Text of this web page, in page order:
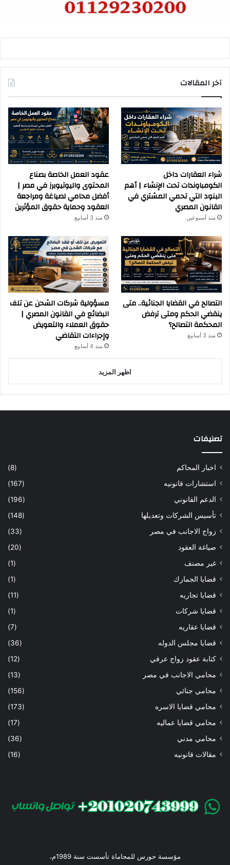
آخر المقالات
شراء العقارات داخل
الكومباوندات تحت الإنشاء | أهم
البنود التي تحمي المشتري في
القانون المصري
منذ أسبوعين
عقود العمل الخاصة بصناع
المحتوى واليوتيوبرز في مصر |
أفضل محامي لصياغة ومراجعة
العقود وحماية حقوق المؤثرين
منذ 3 أسابيع
التصالح في القضايا الجنائية.. متى
ينقضي الحكم ومتى ترفض
المحكمة التصالح؟
منذ 3 أسابيع
مسؤولية شركات الشحن عن تلف
البضائع في القانون المصري |
حقوق العملاء والتعويض
وإجراءات التقاضي
منذ 4 أسابيع
اظهر المزيد
تصنيفات
اخبار المحاكم
(8)
استشارات قانونيه
(167)
الدعم القانوني
(196)
تأسيس الشركات وتعديلها
(148)
زواج الاجانب في مصر
(33)
صياغة العقود
(20)
غير مصنف
(1)
قضايا الجمارك
(1)
قضايا تجاريه
(11)
قضايا شركات
(1)
قضايا عقاريه
(7)
قضايا مجلس الدوله
(36)
كتابة عقود زواج عرفي
(12)
محامي الاجانب في مصر
(13)
محامي جنائي
(156)
محامي قضايا الاسره
(173)
محامي قضايا عماليه
(17)
محامي مدني
(36)
مقالات قانونيه
(16)
مؤسسة حورس للمحاماة تأسست سنة 1989م،